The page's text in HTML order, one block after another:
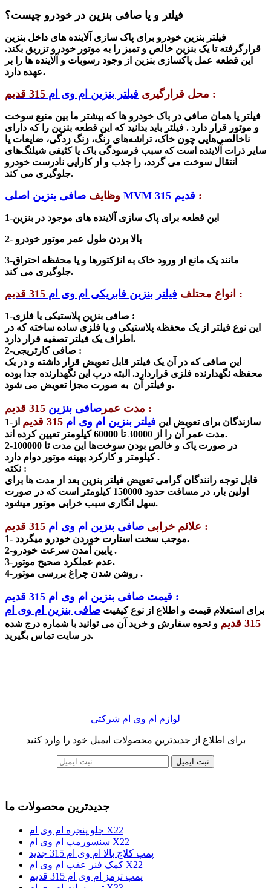
فیلتر و یا صافی بنزین در خودرو چیست؟
فیلتر بنزین خودرو برای پاک سازی آلاینده های داخل بنزین
قرارگرفته تا یک بنزین خالص و تمیز را به موتور خودرو تزریق بکند.
این قطعه عمل پاکسازی بنزین از وجود رسوبات و آلاینده ها را بر
عهده دارد.
محل قرارگیری فیلتر بنزین ام وی ام 315 قدیم :
فیلتر یا همان صافی در باک خودرو ها که بیشتر ما بین منبع سوخت
و موتور قرار دارد . فیلتر باید بدانید که این قطعه بنزین را که دارای
ناخالصی‌هایی چون خاک، تراشه‌های رنگ، زنگ زدگی، ضایعات یا
سایر ذرات آلاینده است که سبب فرسودگی باک یا کثیفی شیلنگ‌های
انتقال سوخت می گردد، را جذب و از کارایی نادرست خودرو
جلوگیری می کند.
وظایف صافی بنزین اصلی MVM 315 قدیم :
1 -این قطعه برای پاک سازی آلاینده های موجود در بنزین
2- بالا بردن طول عمر موتور خودرو
3-مانند یک مانع از ورود خاک به انژکتورها و یا محفظه احتراق
جلوگیری می کند.
انواع محتلف فیلتر بنزین فابریکی ام وی ام 315 قدیم :
1-صافی بنزین پلاستیکی یا فلزی :
این نوع فیلتر از یک محفظه پلاستیکی و یا فلزی ساده ساخته که در
اطراف یک فیلتر تصفیه قرار دارد.
2-صافی کارتریجی :
این صافی که در آن یک فیلتر قابل تعویض قرار داشته و در یک
محفظه نگهدارنده فلزی قراردارد. البته درب این نگهدارنده جدا بوده
و فیلتر آن به صورت مجزا تعویض می شود.
مدت عمر صافی بنزین 315 قدیم :
1-سازندگان برای تعویض این فیلتر بنزین ام وی ام 315 قدیم
از
مدت عمر آن را از 30000 تا 60000 کیلومتر تعیین کرده اند.
2-در صورت پاک‌ و خالص‌ بودن سوخت‌ها این مدت تا 100000
کیلومتر و کارکرد بهینه موتور دوام دارد .
نکته :
قابل توجه رانندگان گرامی تعویض فیلتر بنزین بعد از مدت ها برای
اولین بار، در مسافت حدود 150000 کیلومتر است که در صورت
سهل انگاری سبب خرابی موتور میشود.
علائم خرابی صافی بنزین ام وی ام 315 قدیم :
1- موجب سخت استارت خوردن خودرو میگردد.
2-پایین آمدن سرعت خودرو .
3-عدم عملکرد صحیح موتور.
4-روشن شدن چراغ بررسی موتور .
قیمت صافی بنزین ام وی ام 315 قدیم :
برای استعلام قیمت و اطلاع از نوع کیفیت صافی بنزین ام وی ام
315 قدیم
و نحوه سفارش و خرید آن می توانید با شماره درج شده
در سایت تماس بگیرید.
لوازم ام وی ام شرکتی
برای اطلاع از جدیدترین محصولات ایمیل خود را وارد کنید
ثبت ایمیل
جدیدترین محصولات ما
جلو پنجره ام وی ام X22
سنسورمپ ام وی ام X22
پمپ کلاچ بالا ام وی ام 315 جدید
کمک فنر عقب ام وی ام X22
پمپ ترمز ام وی ام 315 قدیم